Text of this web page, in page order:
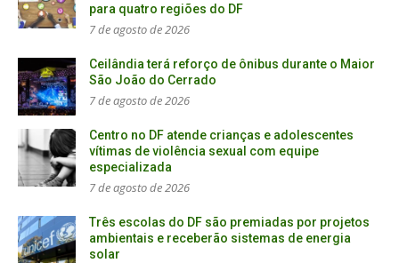
para quatro regiões do DF
7 de agosto de 2026
Ceilândia terá reforço de ônibus durante o Maior
São João do Cerrado
7 de agosto de 2026
Centro no DF atende crianças e adolescentes
vítimas de violência sexual com equipe
especializada
7 de agosto de 2026
Três escolas do DF são premiadas por projetos
ambientais e receberão sistemas de energia
solar